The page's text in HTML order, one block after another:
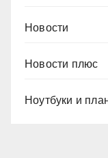
Новости
Новости плюс
Ноутбуки и